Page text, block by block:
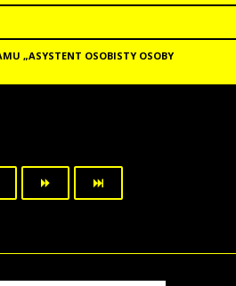
„ASYSTENT OSOBISTY OSOBY